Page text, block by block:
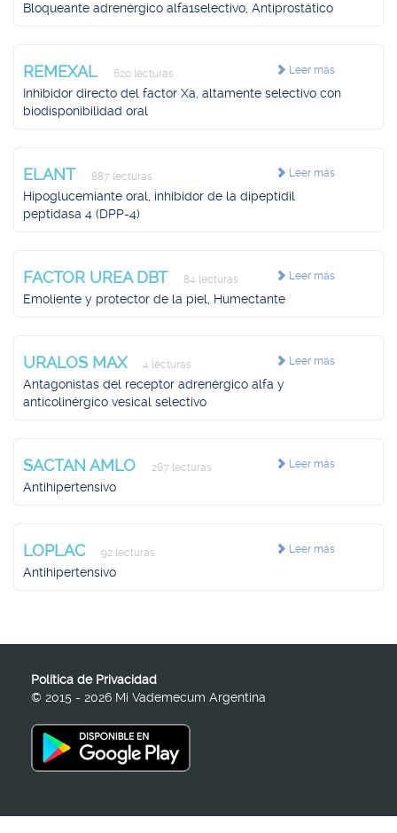
Bloqueante adrenérgico alfa1selectivo, Antiprostático
Leer más
REMEXAL 620 lecturas
Inhibidor directo del factor Xa, altamente selectivo con
biodisponibilidad oral
Leer más
ELANT 887 lecturas
Hipoglucemiante oral, inhibidor de la dipeptidil
peptidasa 4 (DPP-4)
Leer más
FACTOR UREA DBT 84 lecturas
Emoliente y protector de la piel, Humectante
Leer más
URALOS MAX 4 lecturas
Antagonistas del receptor adrenérgico alfa y
anticolinérgico vesical selectivo
Leer más
SACTAN AMLO 267 lecturas
Antihipertensivo
Leer más
LOPLAC 92 lecturas
Antihipertensivo
Política de Privacidad
© 2015 - 2026 Mi Vademecum Argentina